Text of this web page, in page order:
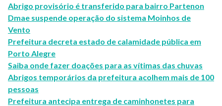
Abrigo provisório é transferido para bairro Partenon
Dmae suspende operação do sistema Moinhos de
Vento
Prefeitura decreta estado de calamidade pública em
Porto Alegre
Saiba onde fazer doações para as vítimas das chuvas
Abrigos temporários da prefeitura acolhem mais de 100
pessoas
Prefeitura antecipa entrega de caminhonetes para